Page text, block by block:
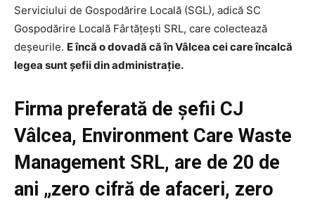
Serviciului de Gospodărire Locală (SGL), adică SC
Gospodărire Locală Fârtăţeşti SRL, care colectează
deșeurile. E încă o dovadă că în Vâlcea cei care încalcă
legea sunt șefii din administrație.
Firma preferată de șefii CJ
Vâlcea, Environment Care Waste
Management SRL, are de 20 de
ani „zero cifră de afaceri, zero